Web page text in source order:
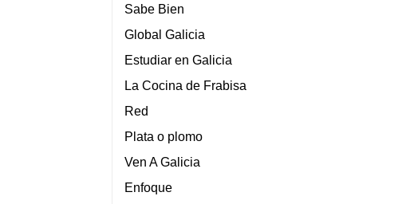
Sabe Bien
Global Galicia
Estudiar en Galicia
La Cocina de Frabisa
Red
Plata o plomo
Ven A Galicia
Enfoque